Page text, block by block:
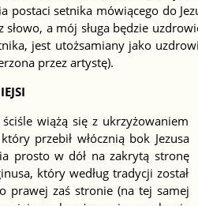
setnika mówiącego do
a mój sługa będzie
jest utożsamiany jako
przez artystę).
wiążą się z ukrzyżowaniem
przebił włócznią bok Jezusa
prosto w dół na zakrytą stronę
który według tradycji został
prawej zaś stronie (na tej samej